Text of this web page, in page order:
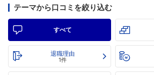
テーマから口コミを絞り込む
すべて
退職理由
1件